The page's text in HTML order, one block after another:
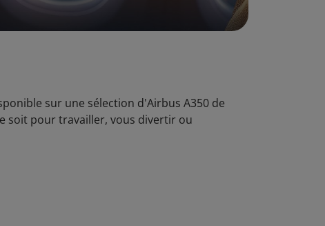
sur une sélection d'Airbus A350 de
soit pour travailler, vous divertir ou